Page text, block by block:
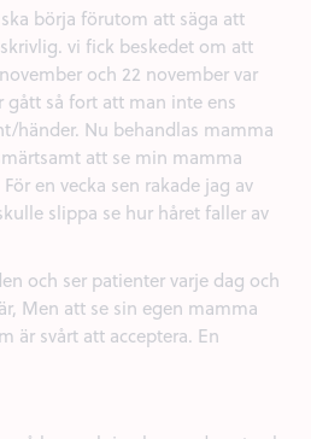
börja förutom att säga att
vi fick beskedet om att
och 22 november var
så fort att man inte ens
händer. Nu behandlas mamma
att se min mamma
en vecka sen rakade jag av
slippa se hur håret faller av
och ser patienter varje dag och
Men att se sin egen mamma
är svårt att acceptera. En